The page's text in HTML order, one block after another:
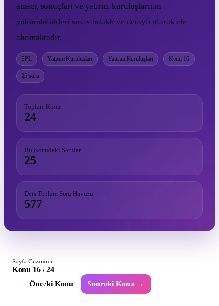
amacı, sonuçları ve yatırım kuruluşlarının
yükümlülükleri sınav odaklı ve detaylı olarak ele
alınmaktadır.
SPL Yatırım Kuruluşları Yatırım Kuruluşları Konu 16
25 soru
Toplam Konu
24
Bu Konudaki Sorular
25
Ders Toplam Soru Havuzu
577
Sayfa Gezinimi
Konu 16 / 24
← Önceki Konu
Sonraki Konu →